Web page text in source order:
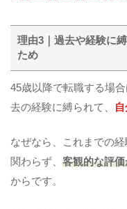
理由3｜過去や経験に
ため
45歳以降で転職する場
去の経験に縛られて、
なぜなら、これまでの
関わらず、 客観的な評
からです。